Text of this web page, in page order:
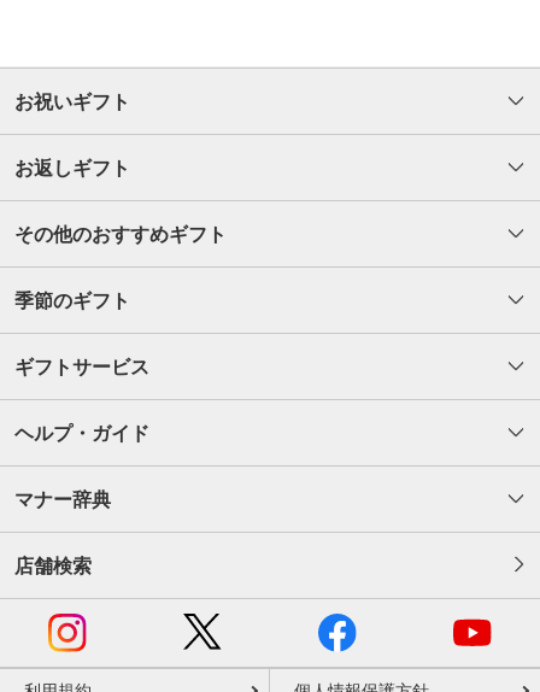
お祝いギフト
お返しギフト
その他のおすすめギフト
季節のギフト
ギフトサービス
ヘルプ・ガイド
マナー辞典
店舗検索